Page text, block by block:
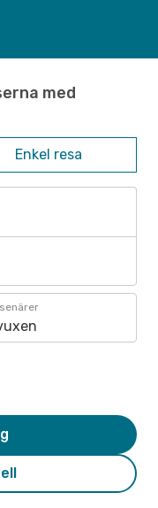
med
Enkel resa